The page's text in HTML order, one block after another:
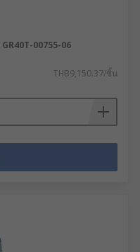
GR40T-00755-06
THB9,150.37/ชิ้น